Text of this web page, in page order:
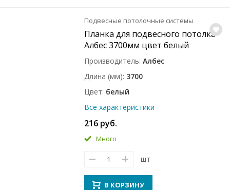
Подвесные потолочные системы
Планка для подвесного потолка
Албес 3700мм цвет белый
Производитель Албес
Длина (мм) 3700
Цвет белый
Все характеристики
216 руб.
Много
шт
В КОРЗИНУ